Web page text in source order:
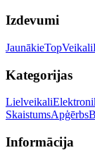
Izdevumi
JaunākieTopVeikali
Kategorijas
Lielveikali
SkaistumsApģērbs
Informācija